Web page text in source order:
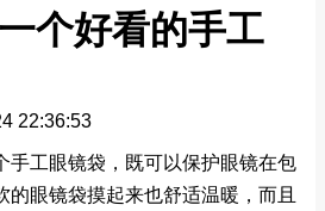
个好看的手工
22:36:53
手工眼镜袋，既可以保护眼镜在包
的眼镜袋摸起来也舒适温暖，而且